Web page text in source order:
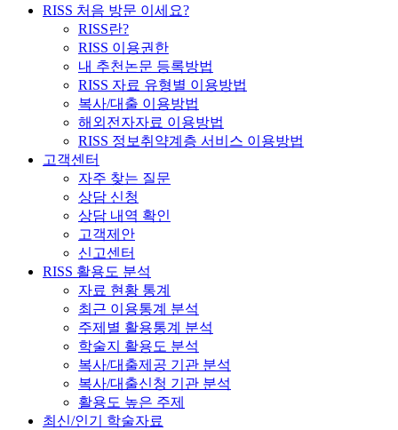
RISS 처음 방문 이세요?
RISS란?
RISS 이용권한
내 추천논문 등록방법
RISS 자료 유형별 이용방법
복사/대출 이용방법
해외전자자료 이용방법
RISS 정보취약계층 서비스 이용방법
고객센터
자주 찾는 질문
상담 신청
상담 내역 확인
고객제안
신고센터
RISS 활용도 분석
자료 현황 통계
최근 이용통계 분석
주제별 활용통계 분석
학술지 활용도 분석
복사/대출제공 기관 분석
복사/대출신청 기관 분석
활용도 높은 주제
최신/인기 학술자료